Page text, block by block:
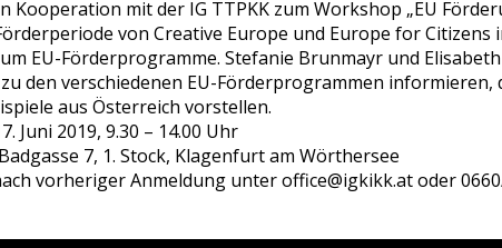
Kooperation mit der IG TTPKK zum Workshop „EU
von Creative Europe und Europe for Citizens
EU-Förderprogramme. Stefanie Brunmayr und
zu den verschiedenen EU-Förderprogrammen
aus Österreich vorstellen.
Juni 2019, 9.30 – 14.00 Uhr
7, 1. Stock, Klagenfurt am Wörthersee
vorheriger Anmeldung unter office@igkikk.at oder